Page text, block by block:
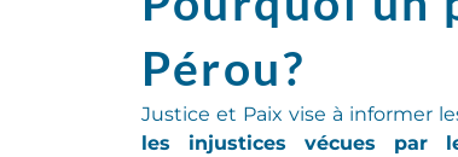
Pérou?
Justice et Paix vise à informer
les injustices vécues par